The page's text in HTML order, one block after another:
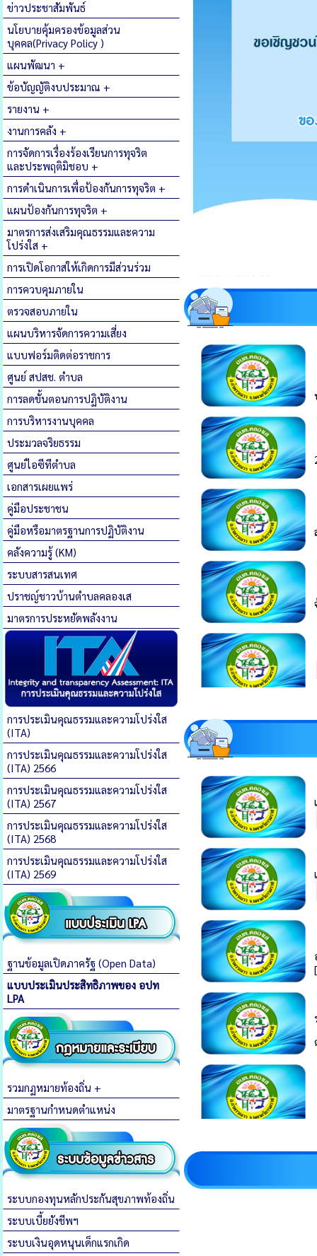
ข่าวประชาสัมพันธ์
นโยบายคุ้มครองข้อมูลส่วน
บุคคล(Privacy Policy )
แผนพัฒนา +
ข้อบัญญัติงบประมาณ +
รายงาน +
งานการคลัง +
การจัดการเรื่องร้องเรียนการทุจริต
และประพฤติมิชอบ +
การดำเนินการเพื่อป้องกันการทุจริต +
แผนป้องกันการทุจริต +
มาตรการส่งเสริมคุณธรรมและความ
โปร่งใส +
การเปิดโอกาสให้เกิดการมีส่วนร่วม
การควบคุมภายใน
ตรวจสอบภายใน
แผนบริหารจัดการความเสี่ยง
แบบฟอร์มติดต่อราชการ
ศูนย์ สปสช. ตำบล
การลดขั้นตอนการปฏิบัติงาน
การบริหารงานบุคคล
ประมวลจริยธรรม
ศูนย์ไอซีทีตำบล
เอกสารเผยแพร่
คู่มือประชาชน
คู่มือหรือมาตรฐานการปฏิบัติงาน
คลังความรู้ (KM)
ระบบสารสนเทศ
ปราชญ์ชาวบ้านตำบลคลองเส
มาตรการประหยัดพลังงาน
การประเมินคุณธรรมและความโปร่งใส
(ITA)
การประเมินคุณธรรมและความโปร่งใส
(ITA) 2566
การประเมินคุณธรรมและความโปร่งใส
(ITA) 2567
การประเมินคุณธรรมและความโปร่งใส
(ITA) 2568
การประเมินคุณธรรมและความโปร่งใส
(ITA) 2569
ฐานข้อมูลเปิดภาครัฐ (Open Data)
แบบประเมินประสิทธิภาพของ อปท
LPA
รวมกฏหมายท้องถิ่น +
มาตรฐานกำหนดตำแหน่ง
ระบบกองทุนหลักประกันสุขภาพท้องถิ่น
ระบบเบี้ยยังชีพฯ
ระบบเงินอุดหนุนเด็กแรกเกิด